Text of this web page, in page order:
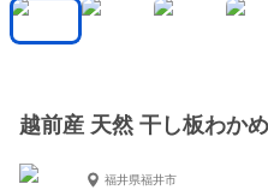
越前産 天然 干し板わか
福井県福井市